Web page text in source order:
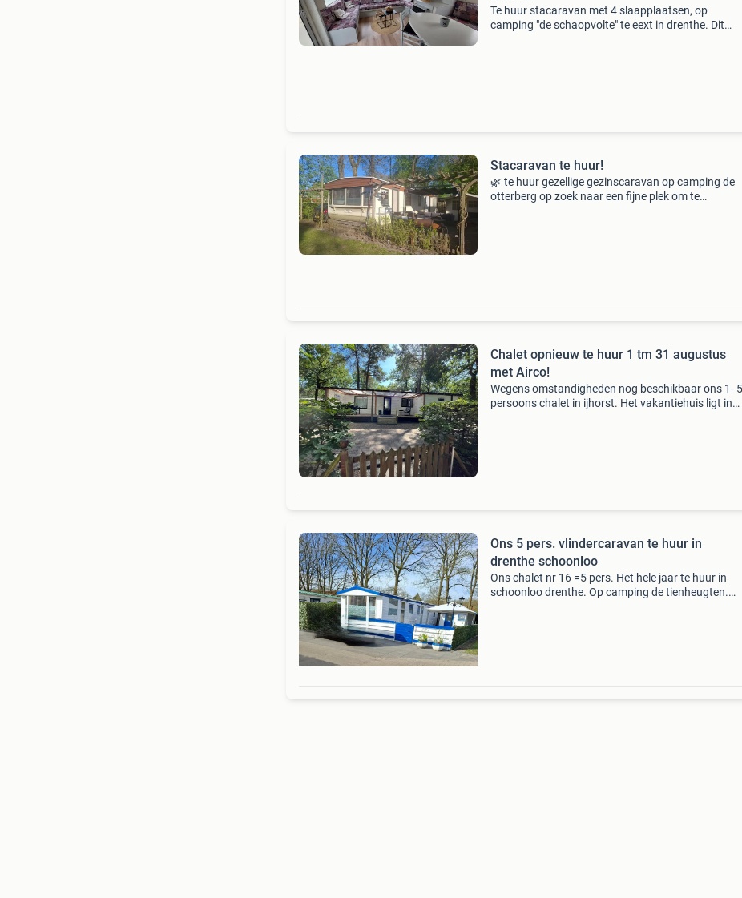
Te huur stacaravan met 4 slaapplaatsen, op
camping "de schaopvolte" te eext in drenthe. Dit
Stacaravan te huur!
🌿 te huur gezellige gezinscaravan op camping de
otterberg op zoek naar een fijne plek om te
Chalet opnieuw te huur 1 tm 31 augustus
met Airco!
Wegens omstandigheden nog beschikbaar ons 1- 5
persoons chalet in ijhorst. Het vakantiehuis ligt in
Ons 5 pers. vlindercaravan te huur in
drenthe schoonloo
Ons chalet nr 16 =5 pers. Het hele jaar te huur in
schoonloo drenthe. Op camping de tienheugten.